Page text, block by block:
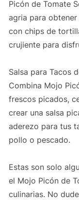
Picón de Tomate
agria para
con chips de
crujiente para
Salsa para Tacos
Combina Mojo
frescos picados,
crear una salsa
aderezo para tus
pollo o pescado.
Estas son solo
el Mojo Picón de
culinarias. No